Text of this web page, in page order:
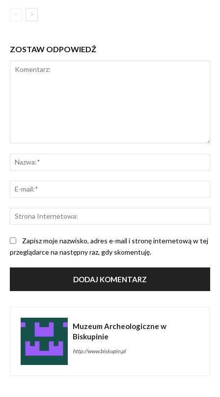
ZOSTAW ODPOWIEDŹ
Zapisz moje nazwisko, adres e-mail i stronę internetową w tej
przeglądarce na następny raz, gdy skomentuję.
Muzeum Archeologiczne w
Biskupinie
http://www.biskupin.pl